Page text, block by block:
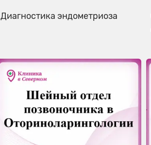
Диагностика эндометриоза